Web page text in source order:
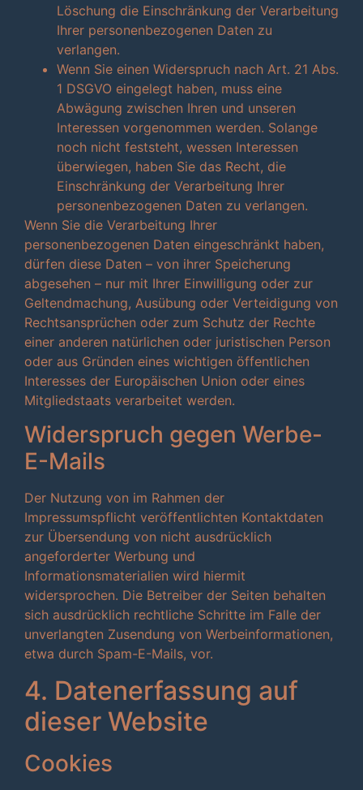
Löschung die Einschränkung der Verarbeitung
Ihrer personenbezogenen Daten zu
verlangen.
Wenn Sie einen Widerspruch nach Art. 21 Abs.
1 DSGVO eingelegt haben, muss eine
Abwägung zwischen Ihren und unseren
Interessen vorgenommen werden. Solange
noch nicht feststeht, wessen Interessen
überwiegen, haben Sie das Recht, die
Einschränkung der Verarbeitung Ihrer
personenbezogenen Daten zu verlangen.
Wenn Sie die Verarbeitung Ihrer
personenbezogenen Daten eingeschränkt haben,
dürfen diese Daten – von ihrer Speicherung
abgesehen – nur mit Ihrer Einwilligung oder zur
Geltendmachung, Ausübung oder Verteidigung von
Rechtsansprüchen oder zum Schutz der Rechte
einer anderen natürlichen oder juristischen Person
oder aus Gründen eines wichtigen öffentlichen
Interesses der Europäischen Union oder eines
Mitgliedstaats verarbeitet werden.
Widerspruch gegen Werbe-
E-Mails
Der Nutzung von im Rahmen der
Impressumspflicht veröffentlichten Kontaktdaten
zur Übersendung von nicht ausdrücklich
angeforderter Werbung und
Informationsmaterialien wird hiermit
widersprochen. Die Betreiber der Seiten behalten
sich ausdrücklich rechtliche Schritte im Falle der
unverlangten Zusendung von Werbeinformationen,
etwa durch Spam-E-Mails, vor.
4. Datenerfassung auf
dieser Website
Cookies